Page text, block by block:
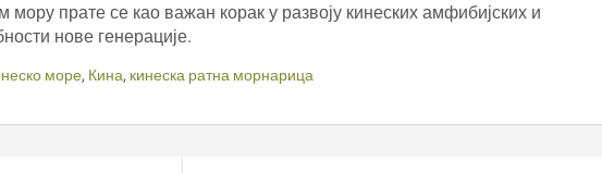
прате се као важан корак у развоју кинеских амфибијских и
нове генерације.
море, Кина, кинеска ратна морнарица